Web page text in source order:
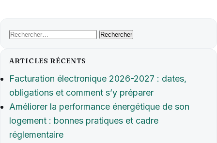
Rechercher :
ARTICLES RÉCENTS
Facturation électronique 2026-2027 : dates,
obligations et comment s’y préparer
Améliorer la performance énergétique de son
logement : bonnes pratiques et cadre
réglementaire